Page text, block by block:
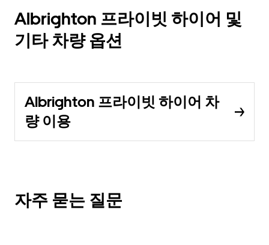
Albrighton 프라이빗 하이어 및
기타 차량 옵션
Albrighton 프라이빗 하이어 차
량 이용
자주 묻는 질문